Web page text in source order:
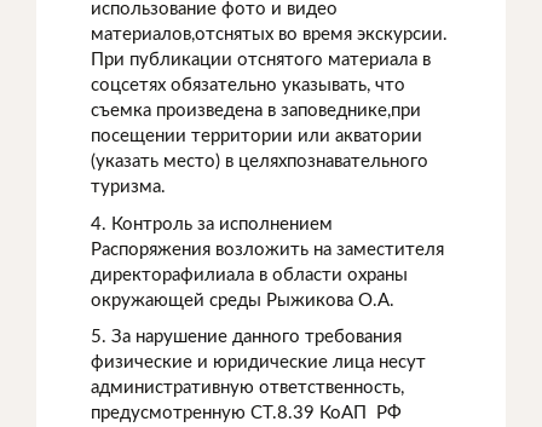
использование фото и видео
материалов,отснятых во время экскурсии.
При публикации отснятого материала в
соцсетях обязательно указывать, что
съемка произведена в заповеднике,при
посещении территории или акватории
(указать место) в целяхпознавательного
туризма.
4. Контроль за исполнением
Распоряжения возложить на заместителя
директорафилиала в области охраны
окружающей среды Рыжикова О.А.
5. За нарушение данного требования
физические и юридические лица несут
административную ответственность,
предусмотренную СТ.8.39 КоАП РФ